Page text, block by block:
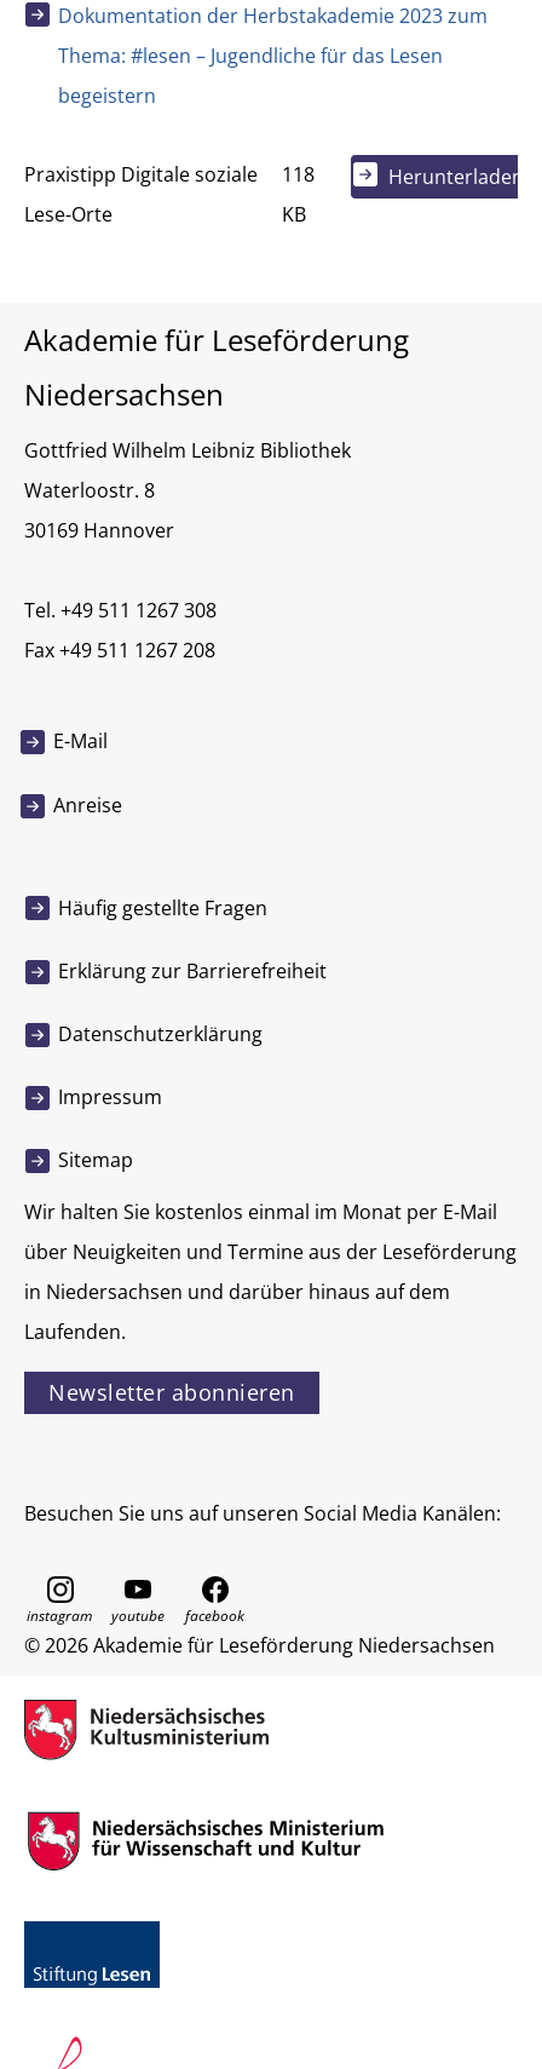
Dokumentation der Herbstakademie 2023 zum
Thema: #lesen – Jugendliche für das Lesen
begeistern
Praxistipp Digitale soziale
Lese-Orte
118
KB
Herunterladen
Akademie für Leseförderung
Niedersachsen
Gottfried Wilhelm Leibniz Bibliothek
Waterloostr. 8
30169 Hannover
Tel. +49 511 1267 308
Fax +49 511 1267 208
E-Mail
Anreise
Häufig gestellte Fragen
Erklärung zur Barrierefreiheit
Datenschutzerklärung
Impressum
Sitemap
Wir halten Sie kostenlos einmal im Monat per E-Mail
über Neuigkeiten und Termine aus der Leseförderung
in Niedersachsen und darüber hinaus auf dem
Laufenden.
Newsletter abonnieren
Besuchen Sie uns auf unseren Social Media Kanälen:
© 2026 Akademie für Leseförderung Niedersachsen